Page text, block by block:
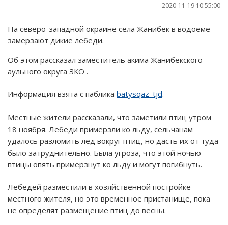
2020-11-19 10:55:00
На северо-западной окраине села Жанибек в водоеме
замерзают дикие лебеди.
Об этом рассказал заместитель акима Жанибекского
аульного округа ЗКО .
Информация взята с паблика batysqaz_tjd.
Местные жители рассказали, что заметили птиц утром
18 ноября. Лебеди примерзли ко льду, сельчанам
удалось разломить лед вокруг птиц, но дасть их от туда
было затруднительно. Была угроза, что этой ночью
птицы опять примерзнут ко льду и могут погибнуть.
Лебедей разместили в хозяйственной постройке
местного жителя, но это временное пристанище, пока
не определят размещение птиц до весны.